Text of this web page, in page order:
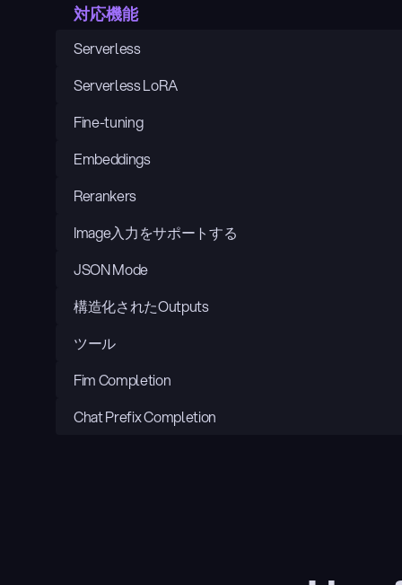
対応機能
Serverless
Serverless LoRA
Fine-tuning
Embeddings
Rerankers
Image入力をサポートする
JSON Mode
構造化されたOutputs
ツール
Fim Completion
Chat Prefix Completion